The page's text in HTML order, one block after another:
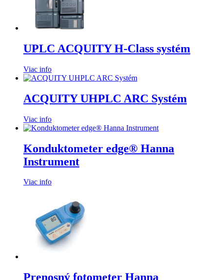
UPLC ACQUITY H-Class systém
Viac info
ACQUITY UHPLC ARC Systém
Viac info
Konduktometer edge® Hanna
Instrument
Viac info
Prenosný fotometer Hanna